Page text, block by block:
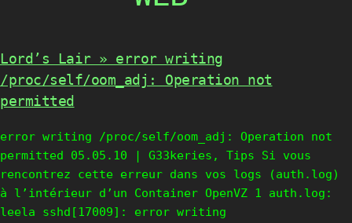
Lord’s Lair » error writing
/proc/self/oom_adj: Operation not
permitted
error writing /proc/self/oom_adj: Operation not
permitted 05.05.10 | G33keries, Tips Si vous
rencontrez cette erreur dans vos logs (auth.log)
à l’intérieur d’un Container OpenVZ 1 auth.log:
leela sshd[17009]: error writing